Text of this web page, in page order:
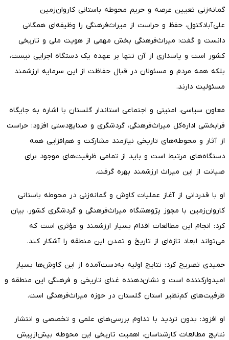
گمانه‌زنی تعیین عرصه و حریم محوطه باستانی کاروان‌زمین
علی‌آبادکتول، حفظ و حراست از میراث‌فرهنگی را وظیفه‌ای همگانی
دانست و گفت: میراث‌فرهنگی بخش مهمی از هویت ملی و تاریخی
کشور است و پاسداری از آن تنها بر عهده یک دستگاه اجرایی نیست،
بلکه همه مردم و مسئولان در قبال حفاظت از این سرمایه ارزشمند
مسئولیت دارند.
معاون سیاسی، امنیتی و اجتماعی استاندار گلستان با اشاره به جایگاه
فرابخشی اداره‌کل میراث‌فرهنگی، گردشگری و صنایع‌دستی افزود: حراست
از آثار و محوطه‌های تاریخی نیازمند مشارکت و هم‌افزایی همه
دستگاه‌های مرتبط است و باید از تمامی ظرفیت‌های موجود برای
صیانت از این میراث ارزشمند بهره گرفت.
او با قدردانی از آغاز عملیات کاوش و گمانه‌زنی در محوطه باستانی
کاروان‌زمین با مجوز پژوهشگاه میراث‌فرهنگی و گردشگری کشور، بیان
کرد: انجام این مطالعات اقدام بسیار ارزشمند و مؤثری است که
می‌تواند ابعاد تازه‌ای از تاریخ و تمدن این منطقه را آشکار کند.
حمیدی تصریح کرد: نتایج اولیه به‌دست‌آمده از این کاوش‌ها بسیار
امیدوارکننده است و نشان‌دهنده غنای تاریخی و فرهنگی این منطقه و
ظرفیت‌های کم‌نظیر استان گلستان در حوزه میراث‌فرهنگی است.
او افزود: بدون تردید با تداوم بررسی‌های علمی و تخصصی و انتشار
نتایج مطالعات کارشناسان، اهمیت تاریخی این محوطه بیش‌ازپیش